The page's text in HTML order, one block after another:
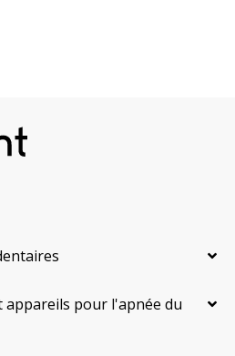
appareils pour l'apnée du